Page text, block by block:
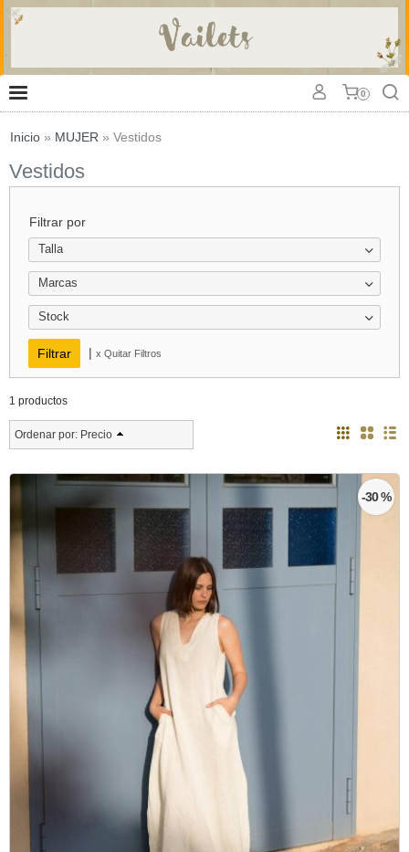
0
Inicio » MUJER » Vestidos
Vestidos
Filtrar por
Talla
Marcas
Stock
| x Quitar Filtros
1 productos
Ordenar por: Precio
-30 %